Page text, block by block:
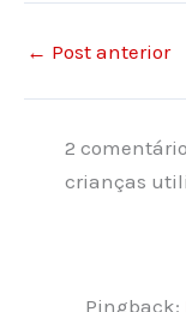
← Post anterior
2
crianças
Pingback: